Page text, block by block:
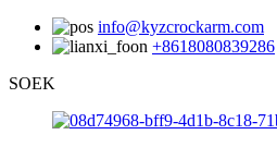
info@kyzcrockarm.com
+8618080839286
SOEK